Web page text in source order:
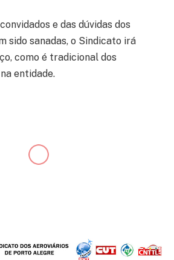
e das dúvidas dos
sido sanadas, o Sindicato irá
como é tradicional dos
entidade.